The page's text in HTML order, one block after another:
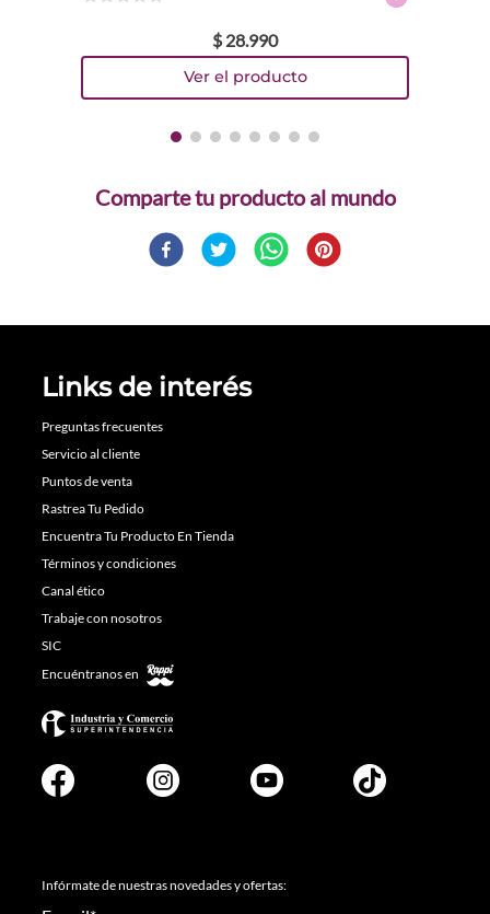
$ 28.990
Comparte
Links de interés
Preguntas frecuentes
Servicio al cliente
Puntos de venta
Rastrea Tu Pedido
Encuentra Tu Producto En Tienda
Términos y condiciones
Canal ético
Trabaje con nosotros
SIC
Encuéntranos en
Infórmate de nuestras novedades y ofertas: